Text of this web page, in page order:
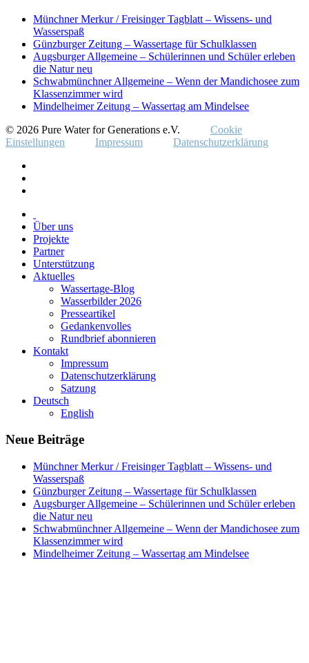
Münchner Merkur / Freisinger Tagblatt – Wissens- und
Wasserspaß
Günzburger Zeitung – Wassertage für Schulklassen
Augsburger Allgemeine – Schülerinnen und Schüler erleben
die Natur neu
Schwabmünchner Allgemeine – Wenn der Mandichosee zum
Klassenzimmer wird
Mindelheimer Zeitung – Wassertag am Mindelsee
© 2026 Pure Water for Generations e.V.
Cookie
Einstellungen
Impressum Datenschutzerklärung
Über uns
Projekte
Partner
Unterstützung
Aktuelles
Wassertage-Blog
Wasserbilder 2026
Presseartikel
Gedankenvolles
Rundbrief abonnieren
Kontakt
Impressum
Datenschutzerklärung
Satzung
Deutsch
English
Neue Beiträge
Münchner Merkur / Freisinger Tagblatt – Wissens- und
Wasserspaß
Günzburger Zeitung – Wassertage für Schulklassen
Augsburger Allgemeine – Schülerinnen und Schüler erleben
die Natur neu
Schwabmünchner Allgemeine – Wenn der Mandichosee zum
Klassenzimmer wird
Mindelheimer Zeitung – Wassertag am Mindelsee